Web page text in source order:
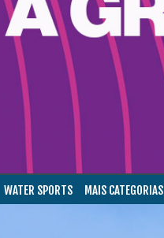
WATER SPORTS MAIS CATEGORIAS